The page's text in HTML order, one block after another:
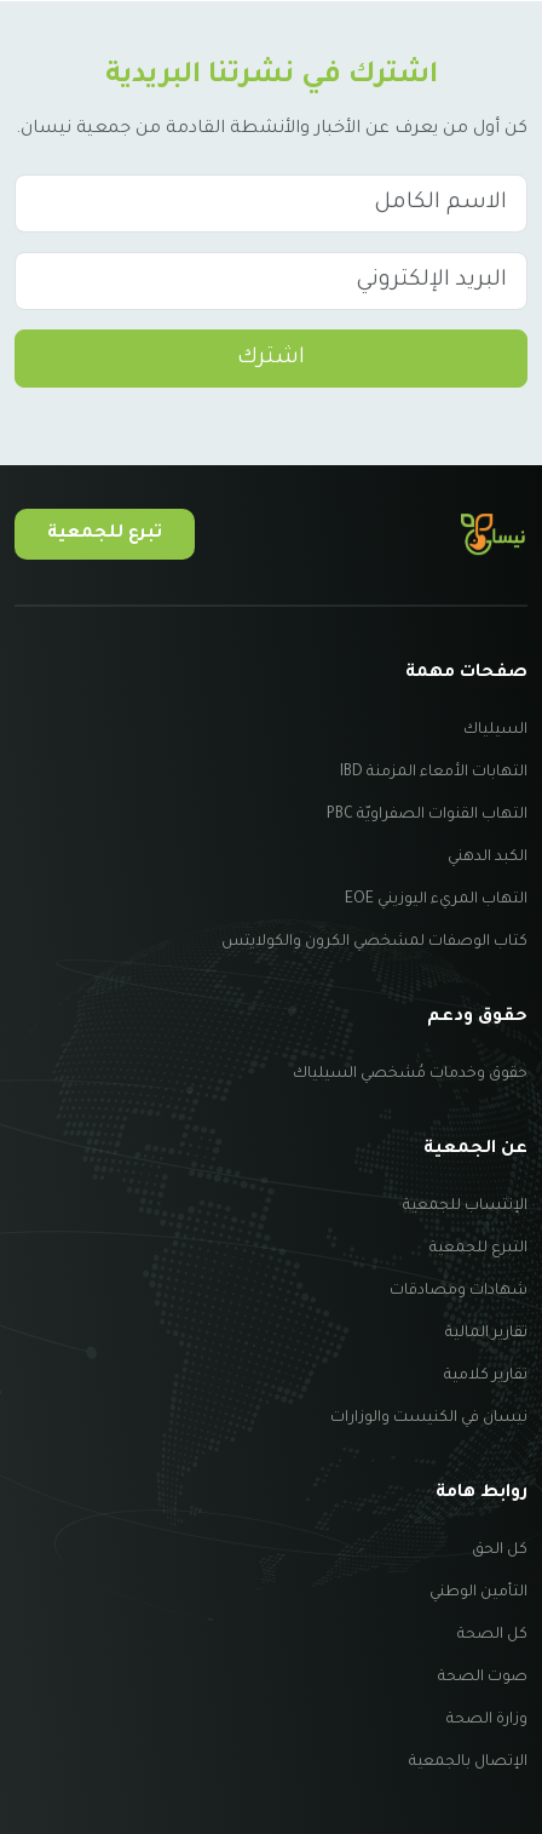
اشترك في نشرتنا البريدية
كن أول من يعرف عن الأخبار والأنشطة القادمة من جمعية نيسان.
اشترك
تبرع للجمعية
صفحات مهمة
السيلياك
التهابات الأمعاء المزمنة IBD
التهاب القنوات الصفراويّة PBC
الكبد الدهني
التهاب المريء اليوزيني EOE
كتاب الوصفات لمشخصي الكرون والكولايتس
حقوق ودعم
حقوق وخدمات مُشخصي السيلياك
عن الجمعية
الإنتساب للجمعية
التبرع للجمعية
شهادات ومصادقات
تقارير المالية
تقارير كلامية
نيسان في الكنيست والوزارات
روابط هامة
كل الحق
التأمين الوطني
كل الصحة
صوت الصحة
وزارة الصحة
الإتصال بالجمعية